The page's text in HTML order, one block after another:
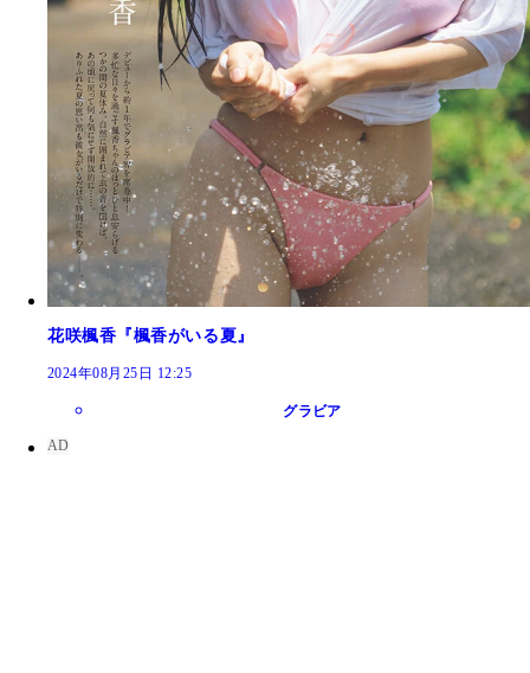
花咲楓香『楓香がいる夏』
2024年08月25日 12:25
グラビア